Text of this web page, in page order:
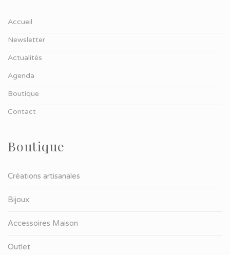
Accueil
Newsletter
Actualités
Agenda
Boutique
Contact
Boutique
Créations artisanales
Bijoux
Accessoires Maison
Outlet